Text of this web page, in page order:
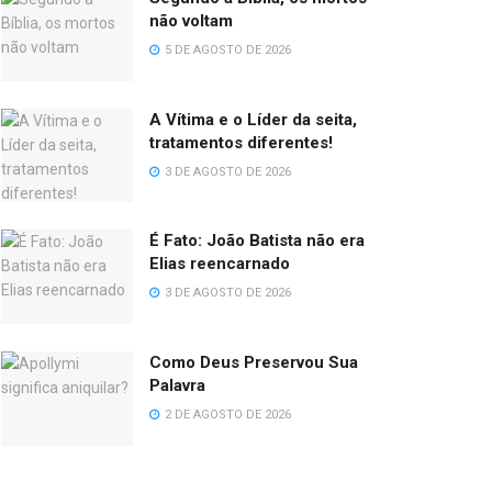
não voltam
5 DE AGOSTO DE 2026
A Vítima e o Líder da seita,
tratamentos diferentes!
3 DE AGOSTO DE 2026
É Fato: João Batista não era
Elias reencarnado
3 DE AGOSTO DE 2026
Como Deus Preservou Sua
Palavra
2 DE AGOSTO DE 2026